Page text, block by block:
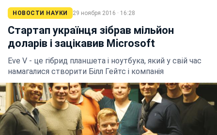
НОВОСТИ НАУКИ 29 ноября 2016 · 16:28
Стартап українця зібрав мільйон
доларів і зацікавив Microsoft
Eve V - це гібрид планшета і ноутбука, який у свій час
намагалися створити Білл Гейтс і компанія